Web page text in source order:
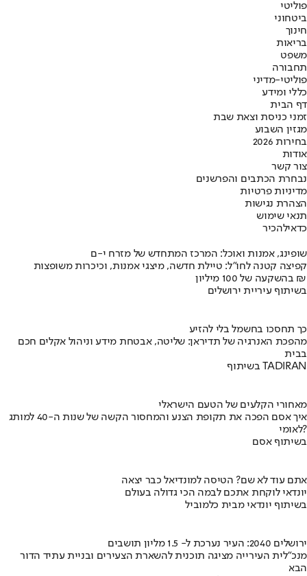
פוליטי
ביטחוני
חינוך
בריאות
משפט
תחבורה
פוליטי-מדיני
כללי ומידע
דף הבית
זמני כניסת וצאת שבת
מגזין השבוע
בחירות 2026
אודות
צור קשר
נבחרת הכתבים והפרשנים
מדיניות פרטיות
הצהרת נגישות
תנאי שימוש
כדאילהכיר
שופינג, אמנות ואוכל: המרכז המתחדש של מזרח י-ם
קפיצה קטנה לחו"ל: טיילת חדשה, מיצגי אמנות, וכיכרות משופצות
בהשקעה של 100 מיליון ₪
בשיתוף עיריית ירושלים
כך תחסכו בחשמל בלי להזיע
מהפכת האנרגיה של תדיראן: שליטה, אבטחת מידע וניהול אקלים חכם
בבית
בשיתוף TADIRAN
מאחורי הקלעים של הטעם הישראלי
איך אסם הפכה את תקופת הצנע והמחסור הקשה של שנות ה-40 למותג
לאומי?
בשיתוף אסם
אתם עוד לא שם? הטיסה למונדיאל כבר יצאה
יונדאי לוקחת אתכם לבמה הכי גדולה בעולם
בשיתוף יונדאי מבית כלמוביל
ירושלים 2040: העיר נערכת ל- 1.5 מליון תושבים
מנכ"לית העירייה מציגה תוכנית להשארת הצעירים ובניית עתיד הדור
הבא